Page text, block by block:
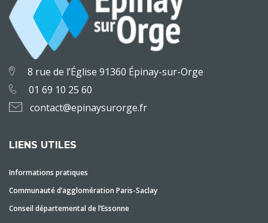
8 rue de l’Église 91360 Épinay-sur-Orge
01 69 10 25 60
contact@epinaysurorge.fr
LIENS UTILES
Informations pratiques
Communauté d’agglomération Paris-Saclay
Conseil départemental de l’Essonne